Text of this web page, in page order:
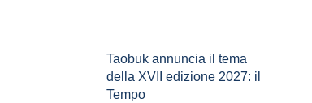
Taobuk annuncia il tema
della XVII edizione 2027: il
Tempo